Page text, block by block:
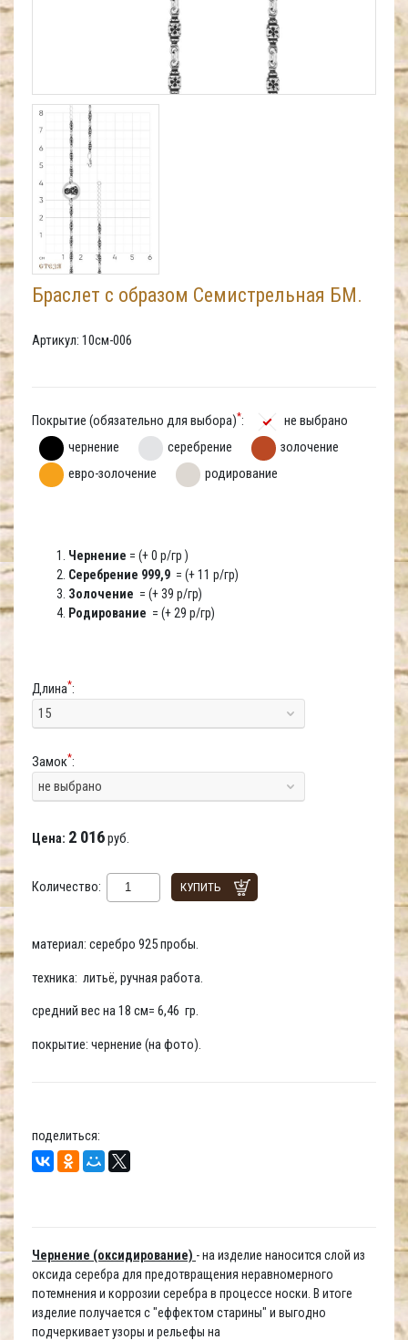
Браслет с образом Семистрельная БМ.
Артикул: 10см-006
Покрытие (обязательно для выбора)*:
не выбрано
чернение
серебрение
золочение
евро-золочение
родирование
Чернение = (+ 0 р/гр )
Серебрение 999,9 = (+ 11 р/гр)
Золочение = (+ 39 р/гр)
Родирование = (+ 29 р/гр)
Длина*:
15
Замок*:
не выбрано
Цена: 2 016руб.
Количество: КУПИТЬ
материал: серебро 925 пробы.
техника: литьё, ручная работа.
средний вес на 18 см= 6,46 гр.
покрытие: чернение (на фото).
поделиться:
Чернение (оксидирование) - на изделие наносится слой из
оксида серебра для предотвращения неравномерного
потемнения и коррозии серебра в процессе носки. В итоге
изделие получается с "еффектом старины" и выгодно
подчеркивает узоры и рельефы на